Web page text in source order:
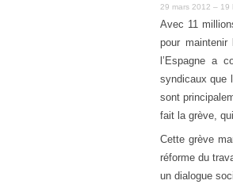
29 mars 2012 – 19
Avec 11
pour
l’Espagne a
syndicaux que
sont
fait la grève,
Cette grève
réforme du
un dialogue